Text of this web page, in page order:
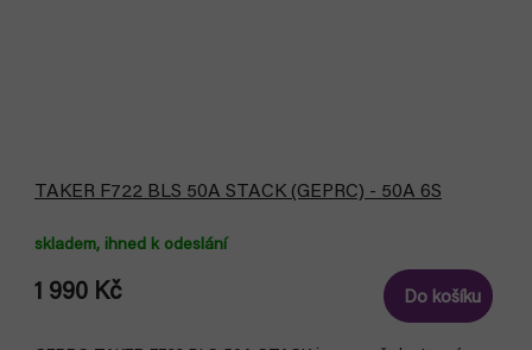
TAKER F722 BLS 50A STACK (GEPRC) - 50A 6S
skladem, ihned k odeslání
1 990 Kč Do košíku